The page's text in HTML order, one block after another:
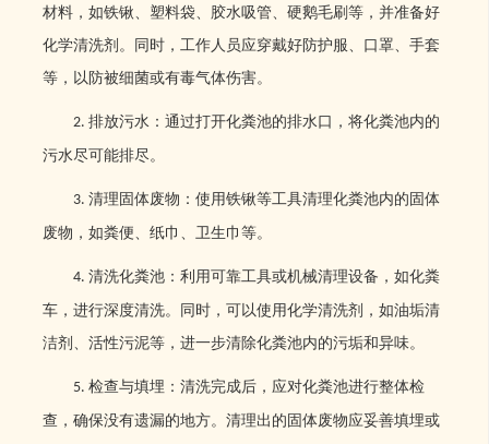
材料，如铁锹、塑料袋、胶水吸管、硬鹅毛刷等，并准备好
化学清洗剂。同时，工作人员应穿戴好防护服、口罩、手套
等，以防被细菌或有毒气体伤害。
2.排放污水：通过打开化粪池的排水口，将化粪池内的
污水尽可能排尽。
3.清理固体废物：使用铁锹等工具清理化粪池内的固体
废物，如粪便、纸巾、卫生巾等。
4.清洗化粪池：利用可靠工具或机械清理设备，如化粪
车，进行深度清洗。同时，可以使用化学清洗剂，如油垢清
洁剂、活性污泥等，进一步清除化粪池内的污垢和异味。
5.检查与填埋：清洗完成后，应对化粪池进行整体检
查，确保没有遗漏的地方。清理出的固体废物应妥善填埋或